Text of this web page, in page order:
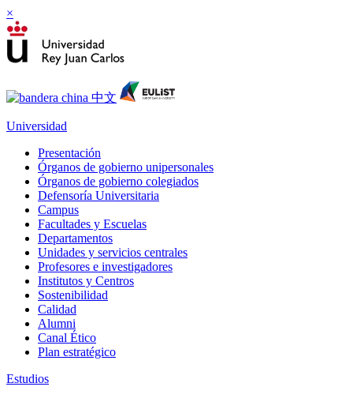
×
Universidad
Presentación
Órganos de gobierno unipersonales
Órganos de gobierno colegiados
Defensoría Universitaria
Campus
Facultades y Escuelas
Departamentos
Unidades y servicios centrales
Profesores e investigadores
Institutos y Centros
Sostenibilidad
Calidad
Alumni
Canal Ético
Plan estratégico
Estudios